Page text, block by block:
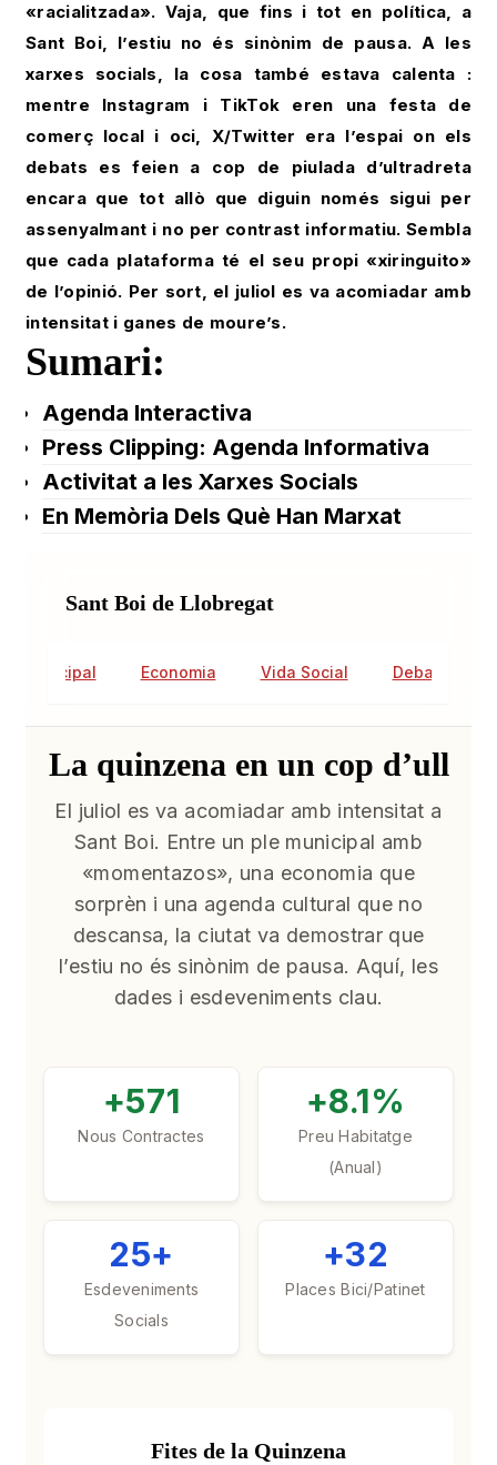
«racialitzada». Vaja, que fins i tot en política, a
Sant Boi, l’estiu no és sinònim de pausa. A les
xarxes socials, la cosa també estava calenta :
mentre Instagram i TikTok eren una festa de
comerç local i oci, X/Twitter era l’espai on els
debats es feien a cop de piulada d’ultradreta
encara que tot allò que diguin només sigui per
assenyalmant i no per contrast informatiu. Sembla
que cada plataforma té el seu propi «xiringuito»
de l’opinió. Per sort, el juliol es va acomiadar amb
intensitat i ganes de moure’s.
Sumari:
Agenda Interactiva
Press Clipping: Agenda Informativa
Activitat a les Xarxes Socials
En Memòria Dels Què Han Marxat
Sant Boi de Llobregat
Municipal Economia Vida Social Debat Públic
La quinzena en un cop d’ull
El juliol es va acomiadar amb intensitat a
Sant Boi. Entre un ple municipal amb
«momentazos», una economia que
sorprèn i una agenda cultural que no
descansa, la ciutat va demostrar que
l’estiu no és sinònim de pausa. Aquí, les
dades i esdeveniments clau.
+571
Nous Contractes
+8.1%
Preu Habitatge
(Anual)
25+
Esdeveniments
Socials
+32
Places Bici/Patinet
Fites de la Quinzena